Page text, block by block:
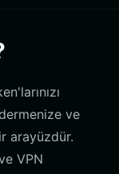
ve
arayüzdür.
VPN